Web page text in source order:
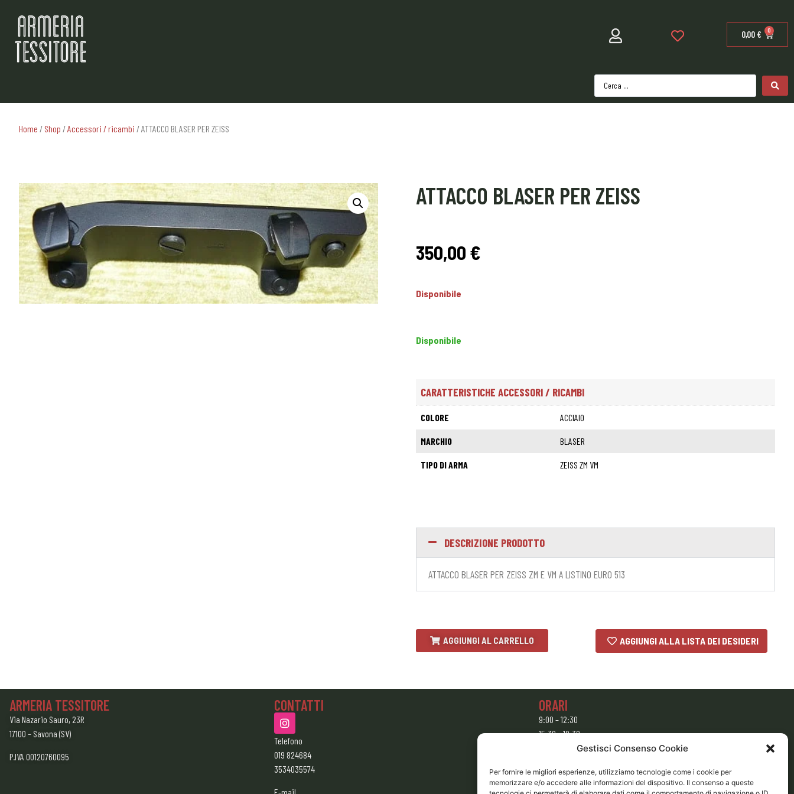
Gestisci Consenso Cookie
Per fornire le migliori esperienze, utilizziamo tecnologie come i cookie per
memorizzare e/o accedere alle informazioni del dispositivo. Il consenso a queste
0,00 € 0
Home / Shop /Accessori / ricambi / ATTACCO BLASER PER ZEISS
ATTACCO BLASER PER ZEISS
350,00 €
Disponibile
Disponibile
CARATTERISTICHE ACCESSORI / RICAMBI
COLORE ACCIAIO
MARCHIO BLASER
TIPO DI ARMA ZEISS ZM VM
DESCRIZIONE PRODOTTO
ATTACCO BLASER PER ZEISS ZM E VM A LISTINO EURO 513
AGGIUNGI AL CARRELLO AGGIUNGI ALLA LISTA DEI DESIDERI
ARMERIA TESSITORE
Via Nazario Sauro, 23R
17100 – Savona (SV)
P.IVA 00120760095
CONTATTI
Telefono
019 824684
3534035574
ORARI
9:00 – 12:30
15:30 – 19:30
Domenica e Lunedì mattina